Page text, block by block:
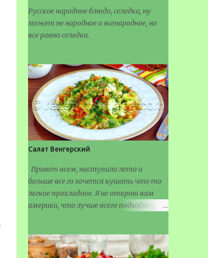
Русское народное блюдо, селедка, ну
может не народное а всенародное, но
все равно селедка.
Салат Венгерский
Привет всем, наступило лето и
больше все го хочется кушать что то
легкое прохладное. Я не открою вам
америки, что лучше всего подходят